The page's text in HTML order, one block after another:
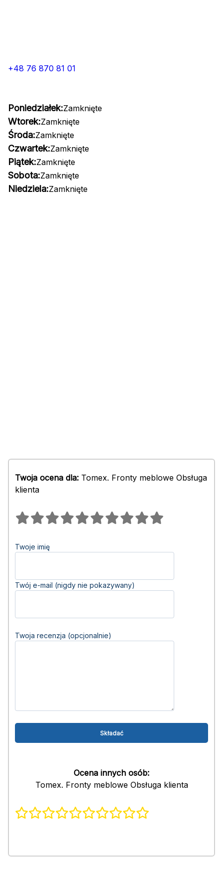
+48 76 870 81 01
Poniedziałek:Zamknięte
Wtorek:Zamknięte
Środa:Zamknięte
Czwartek:Zamknięte
Piątek:Zamknięte
Sobota:Zamknięte
Niedziela:Zamknięte
Twoja ocena dla: Tomex. Fronty meblowe Obsługa
klienta
Twoje imię
Twój e-mail (nigdy nie pokazywany)
Twoja recenzja (opcjonalnie)
Ocena innych osób:
Tomex. Fronty meblowe Obsługa klienta